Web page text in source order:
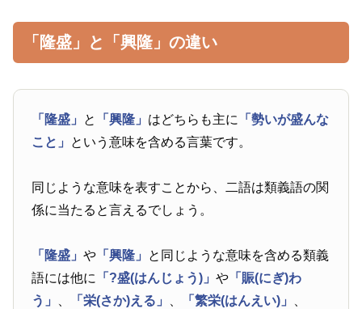
「隆盛」と「興隆」の違い
「隆盛」 と 「興隆」 はどちらも主に
「勢いが盛んな
こと」 という意味を含める言葉です。
同じような意味を表すことから、二語は類義語の関
係に当たると言えるでしょう。
「隆盛」や 「興隆」 と同じような意味を含める類義
語には他に
「?盛(はんじょう)」や 「賑(にぎ)わ
う」
「栄(さか)える」 「繁栄(はんえい)」